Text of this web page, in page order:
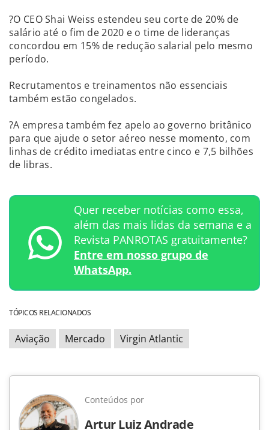
?O CEO Shai Weiss estendeu seu corte de 20% de
salário até o fim de 2020 e o time de lideranças
concordou em 15% de redução salarial pelo mesmo
período.
Recrutamentos e treinamentos não essenciais
também estão congelados.
?A empresa também fez apelo ao governo britânico
para que ajude o setor aéreo nesse momento, com
linhas de crédito imediatas entre cinco e 7,5 bilhões
de libras.
Quer receber notícias como essa,
além das mais lidas da semana e a
Revista PANROTAS gratuitamente?
Entre em nosso grupo de
WhatsApp.
TÓPICOS RELACIONADOS
Aviação Mercado Virgin Atlantic
Conteúdos por
Artur Luiz Andrade